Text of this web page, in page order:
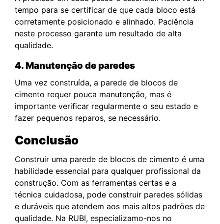
tempo para se certificar de que cada bloco está
corretamente posicionado e alinhado. Paciência
neste processo garante um resultado de alta
qualidade.
4. Manutenção de paredes
Uma vez construída, a parede de blocos de
cimento requer pouca manutenção, mas é
importante verificar regularmente o seu estado e
fazer pequenos reparos, se necessário.
Conclusão
Construir uma parede de blocos de cimento é uma
habilidade essencial para qualquer profissional da
construção. Com as ferramentas certas e a
técnica cuidadosa, pode construir paredes sólidas
e duráveis que atendem aos mais altos padrões de
qualidade. Na RUBI, especializamo-nos no